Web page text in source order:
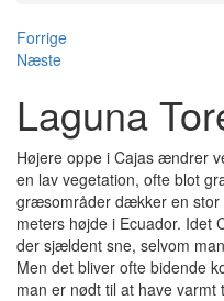
Forrige
Næste
Laguna
Højere oppe i Cajas ændrer
en lav vegetation, ofte blot
græsområder dækker en stor
meters højde i Ecuador.
der sjældent sne, selvom
Men det bliver ofte bidende
man er nødt til at have varmt